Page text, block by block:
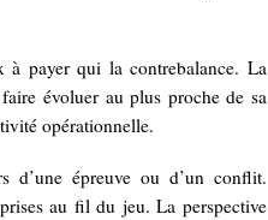
payer qui la contrebalance. La
évoluer au plus proche de sa
opérationnelle.
d’une épreuve ou d’un conflit.
au fil du jeu. La perspective